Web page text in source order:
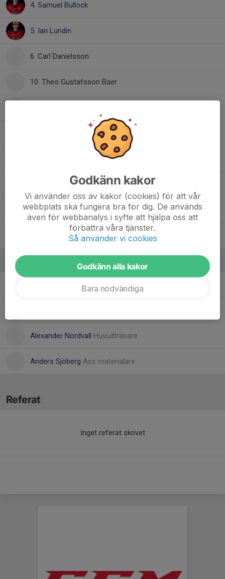
4. Samuel Bullock
5. Ian Lundin
6. Carl Danielsson
10. Theo Gustafsson Baer
21. David Landström
22. Lucas Cederqvist
23. Pontus Jonsson
Ledare
Jesper Jönsson Lagledare
Alexander Nordvall Huvudtränare
Anders Sjöberg Ass materialare
Referat
Inget referat skrivet
Godkänn kakor
Vi använder oss av kakor (cookies) för att vår
webbplats ska fungera bra för dig. De används
även för webbanalys i syfte att hjälpa oss att
förbättra våra tjänster.
Så använder vi cookies
Godkänn alla kakor
Bara nödvändiga